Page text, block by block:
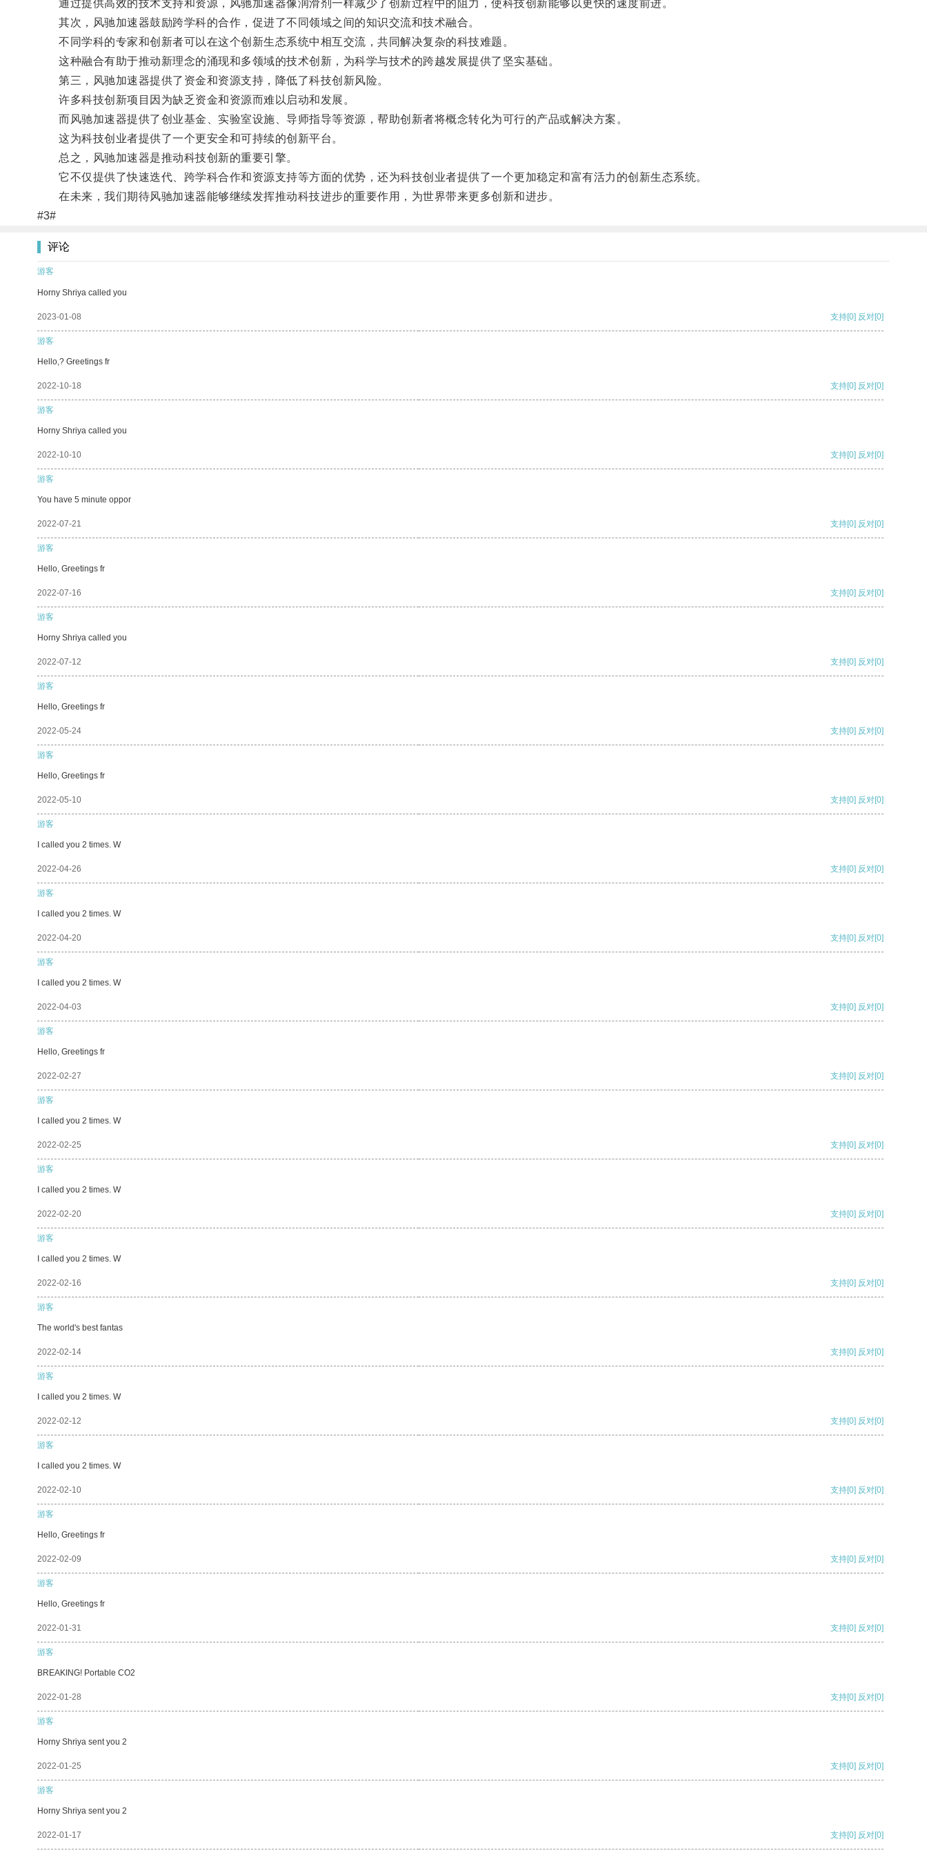
通过提供高效的技术支持和资源，风驰加速器像润滑剂一样减少了创新过程中的阻力，使科技创新能够以更快的速度前进。
其次，风驰加速器鼓励跨学科的合作，促进了不同领域之间的知识交流和技术融合。
不同学科的专家和创新者可以在这个创新生态系统中相互交流，共同解决复杂的科技难题。
这种融合有助于推动新理念的涌现和多领域的技术创新，为科学与技术的跨越发展提供了坚实基础。
第三，风驰加速器提供了资金和资源支持，降低了科技创新风险。
许多科技创新项目因为缺乏资金和资源而难以启动和发展。
而风驰加速器提供了创业基金、实验室设施、导师指导等资源，帮助创新者将概念转化为可行的产品或解决方案。
这为科技创业者提供了一个更安全和可持续的创新平台。
总之，风驰加速器是推动科技创新的重要引擎。
它不仅提供了快速迭代、跨学科合作和资源支持等方面的优势，还为科技创业者提供了一个更加稳定和富有活力的创新生态系统。
在未来，我们期待风驰加速器能够继续发挥推动科技进步的重要作用，为世界带来更多创新和进步。
#3#
评论
游客
Horny Shriya called you
2023-01-08 支持[0] 反对[0]
游客
Hello,? Greetings fr
2022-10-18 支持[0] 反对[0]
游客
Horny Shriya called you
2022-10-10 支持[0] 反对[0]
游客
You have 5 minute oppor
2022-07-21 支持[0] 反对[0]
游客
Hello, Greetings fr
2022-07-16 支持[0] 反对[0]
游客
Horny Shriya called you
2022-07-12 支持[0] 反对[0]
游客
Hello, Greetings fr
2022-05-24 支持[0] 反对[0]
游客
Hello, Greetings fr
2022-05-10 支持[0] 反对[0]
游客
I called you 2 times. W
2022-04-26 支持[0] 反对[0]
游客
I called you 2 times. W
2022-04-20 支持[0] 反对[0]
游客
I called you 2 times. W
2022-04-03 支持[0] 反对[0]
游客
Hello, Greetings fr
2022-02-27 支持[0] 反对[0]
游客
I called you 2 times. W
2022-02-25 支持[0] 反对[0]
游客
I called you 2 times. W
2022-02-20 支持[0] 反对[0]
游客
I called you 2 times. W
2022-02-16 支持[0] 反对[0]
游客
The world's best fantas
2022-02-14 支持[0] 反对[0]
游客
I called you 2 times. W
2022-02-12 支持[0] 反对[0]
游客
I called you 2 times. W
2022-02-10 支持[0] 反对[0]
游客
Hello, Greetings fr
2022-02-09 支持[0] 反对[0]
游客
Hello, Greetings fr
2022-01-31 支持[0] 反对[0]
游客
BREAKING! Portable CO2
2022-01-28 支持[0] 反对[0]
游客
Horny Shriya sent you 2
2022-01-25 支持[0] 反对[0]
游客
Horny Shriya sent you 2
2022-01-17 支持[0] 反对[0]